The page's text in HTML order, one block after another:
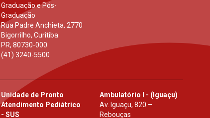
Graduação e Pós-
Graduação
Rua Padre Anchieta, 2770
Bigorrilho, Curitiba
PR, 80730-000
(41) 3240-5500
Unidade de Pronto
Atendimento Pediátrico
- SUS
Ambulatório I - (Iguaçu)
Av. Iguaçu, 820 –
Rebouças